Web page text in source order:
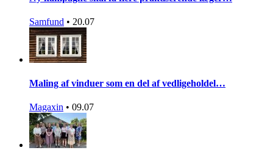
Samfund • 20.07
Maling af vinduer som en del af vedligeholdel…
Magaxin • 09.07